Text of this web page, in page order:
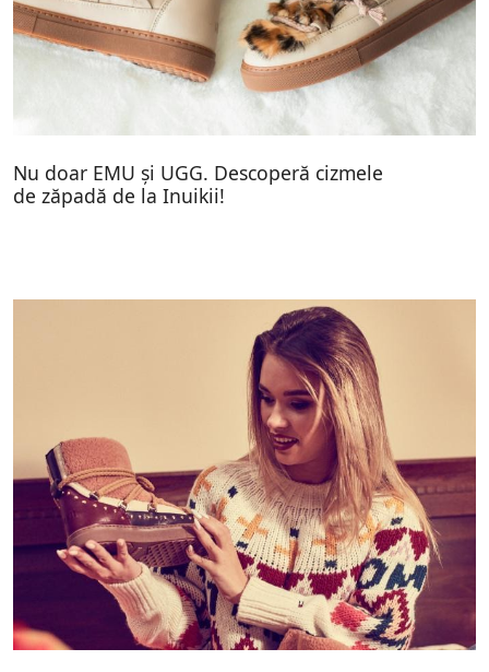
Nu doar EMU și UGG. Descoperă cizmele
de zăpadă de la Inuikii!